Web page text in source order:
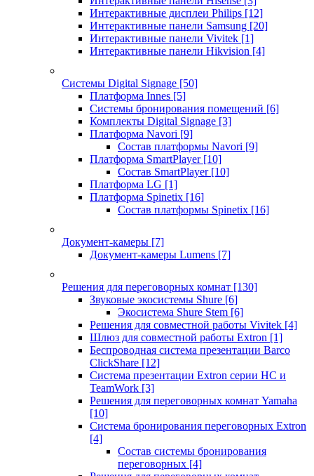
Интерактивные дисплеи Philips [12]
Интерактивные панели Samsung [20]
Интерактивные панели Vivitek [1]
Интерактивные панели Hikvision [4]
Системы Digital Signage [50]
Платформа Innes [5]
Системы бронирования помещений [6]
Комплекты Digital Signage [3]
Платформа Navori [9]
Состав платформы Navori [9]
Платформа SmartPlayer [10]
Состав SmartPlayer [10]
Платформа LG [1]
Платформа Spinetix [16]
Состав платформы Spinetix [16]
Документ-камеры [7]
Документ-камеры Lumens [7]
Решения для переговорных комнат [130]
Звуковые экосистемы Shure [6]
Экосистема Shure Stem [6]
Решения для совместной работы Vivitek [4]
Шлюз для совместной работы Extron [1]
Беспроводная система презентации Barco
ClickShare [12]
Система презентации Extron серии HC и
TeamWork [3]
Решения для переговорных комнат Yamaha
[10]
Система бронирования переговорных Extron
[4]
Состав системы бронирования
переговорных [4]